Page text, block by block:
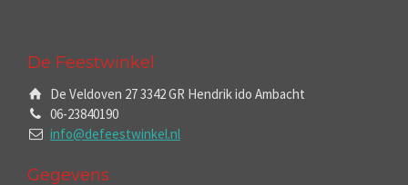
De Feestwinkel
De Veldoven 27 3342 GR Hendrik ido Ambacht
06-23840190
info@defeestwinkel.nl
Gegevens